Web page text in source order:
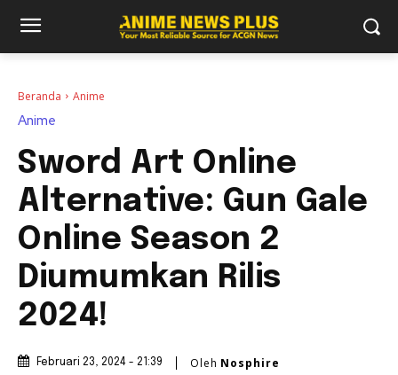
Beranda Anime
Anime
Sword Art Online
Alternative: Gun Gale
Online Season 2
Diumumkan Rilis
2024!
Februari 23, 2024 - 21:39 Oleh Nosphire